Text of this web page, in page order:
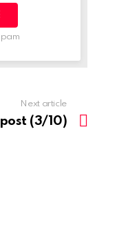
Next article
(3/10)